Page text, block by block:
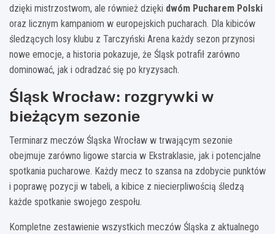
dzięki mistrzostwom, ale również dzięki dwóm Pucharem Polski
oraz licznym kampaniom w europejskich pucharach. Dla kibiców
śledzących losy klubu z Tarczyński Arena każdy sezon przynosi
nowe emocje, a historia pokazuje, że Śląsk potrafił zarówno
dominować, jak i odradzać się po kryzysach.
Śląsk Wrocław: rozgrywki w
bieżącym sezonie
Terminarz meczów Śląska Wrocław w trwającym sezonie
obejmuje zarówno ligowe starcia w Ekstraklasie, jak i potencjalne
spotkania pucharowe. Każdy mecz to szansa na zdobycie punktów
i poprawę pozycji w tabeli, a kibice z niecierpliwością śledzą
każde spotkanie swojego zespołu.
Kompletne zestawienie wszystkich meczów Śląska z aktualnego